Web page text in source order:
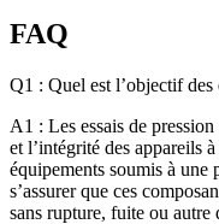
FAQ
Q1 : Quel est l’objectif des
A1 : Les essais de
et l’intégrité des appareils
équipements soumis à une
s’assurer que ces
sans rupture, fuite ou autre